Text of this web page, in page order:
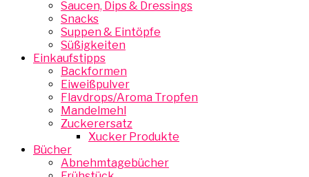
Saucen, Dips & Dressings
Snacks
Suppen & Eintöpfe
Süßigkeiten
Einkaufstipps
Backformen
Eiweißpulver
Flavdrops/Aroma Tropfen
Mandelmehl
Zuckerersatz
Xucker Produkte
Bücher
Abnehmtagebücher